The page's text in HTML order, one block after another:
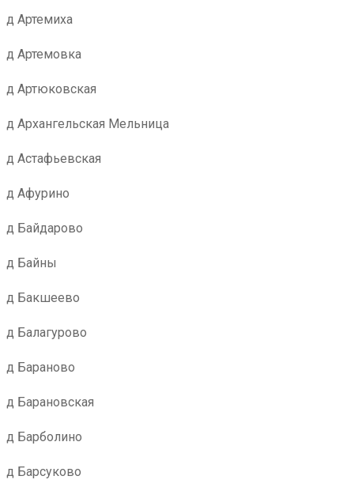
д Артемиха
д Артемовка
д Артюковская
д Архангельская Мельница
д Астафьевская
д Афурино
д Байдарово
д Байны
д Бакшеево
д Балагурово
д Бараново
д Барановская
д Барболино
д Барсуково